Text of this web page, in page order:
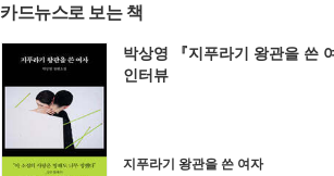
카드뉴스로 보는 책
박상영 『지푸라기 왕관을 쓴
인터뷰
지푸라기 왕관을 쓴 여자